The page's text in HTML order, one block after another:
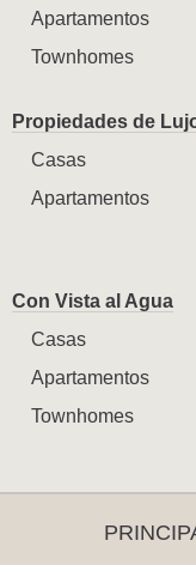
Apartamentos
Townhomes
Propiedades de
Casas
Apartamentos
Con Vista al Agua
Casas
Apartamentos
Townhomes